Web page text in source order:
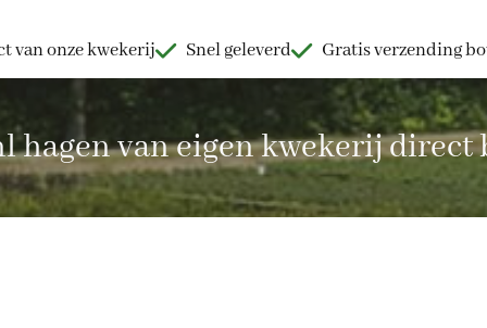
van onze kwekerij Snel geleverd Gratis verzending
hagen van eigen kwekerij direct